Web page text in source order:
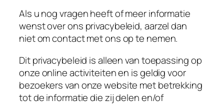
Als u nog vragen heeft of meer informatie
wenst over ons privacybeleid, aarzel dan
niet om contact met ons op te nemen.
Dit privacybeleid is alleen van toepassing op
onze online activiteiten en is geldig voor
bezoekers van onze website met betrekking
tot de informatie die zij delen en/of